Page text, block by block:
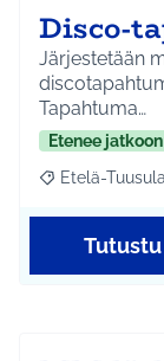
Disco-
Järjestetään
Tapahtuma…
Etenee jatkoon
Rajaa tulokset
Etelä-
Tutustu